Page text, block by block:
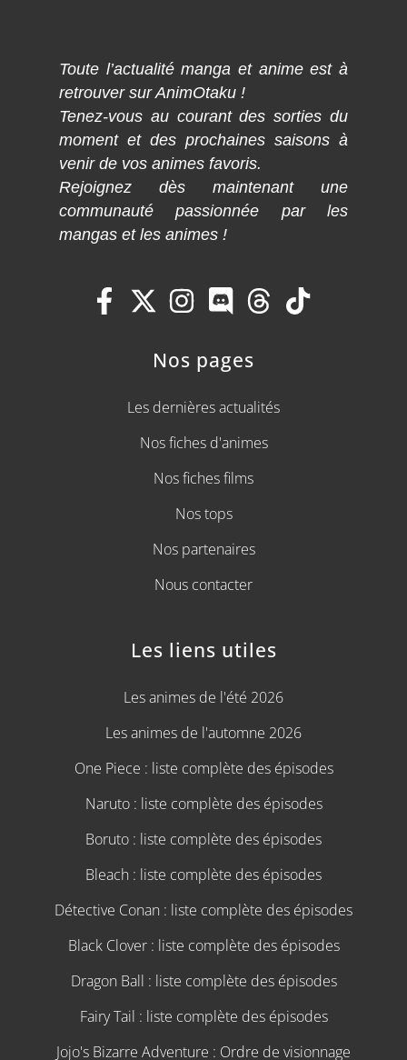
Toute l’actualité manga et anime est à
retrouver sur AnimOtaku !
Tenez-vous au courant des sorties du
moment et des prochaines saisons à
venir de vos animes favoris.
Rejoignez dès maintenant une
communauté passionnée par les
mangas et les animes !
Nos pages
Les dernières actualités
Nos fiches d'animes
Nos fiches films
Nos tops
Nos partenaires
Nous contacter
Les liens utiles
Les animes de l'été 2026
Les animes de l'automne 2026
One Piece : liste complète des épisodes
Naruto : liste complète des épisodes
Boruto : liste complète des épisodes
Bleach : liste complète des épisodes
Détective Conan : liste complète des épisodes
Black Clover : liste complète des épisodes
Dragon Ball : liste complète des épisodes
Fairy Tail : liste complète des épisodes
Jojo's Bizarre Adventure : Ordre de visionnage